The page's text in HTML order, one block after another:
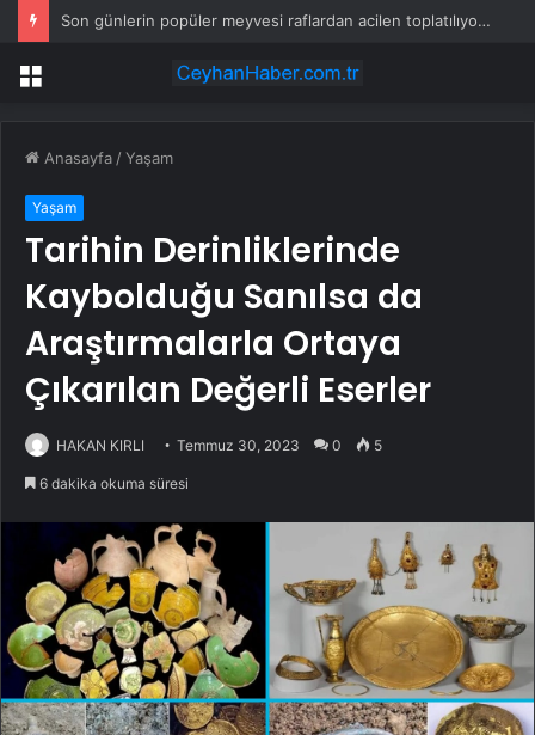
Son günlerin popüler meyvesi raflardan acilen toplatılıyor: Yetkililer çağrı yaptı
Menü
Anasayfa /Yaşam
Yaşam
Tarihin Derinliklerinde
Kaybolduğu Sanılsa da
Araştırmalarla Ortaya
Çıkarılan Değerli Eserler
HAKAN KIRLI Temmuz 30, 2023 0 5
6 dakika okuma süresi